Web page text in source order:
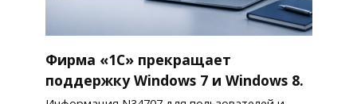
Фирма «1С» прекращает
поддержку Windows 7 и Windows 8.